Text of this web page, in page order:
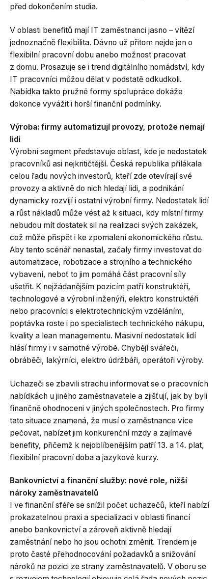
před dokončením studia.
V oblasti benefitů mají IT zaměstnanci jasno – vítězí
jednoznačně flexibilita. Dávno už přitom nejde jen o
flexibilní pracovní dobu anebo možnost pracovat
z domu. Prosazuje se i trend digitálního nomádství, kdy
IT pracovníci můžou dělat v podstatě odkudkoli.
Nabídka takto pružné formy spolupráce dokáže
dokonce vyvážit i horší finanční podmínky.
Výroba: firmy automatizují provozy, protože nemají
lidi
Výrobní segment představuje oblast, kde je nedostatek
pracovníků asi nejkritičtější. Česká republika přilákala
celou řadu nových investorů, kteří zde otevírají své
provozy a aktivně do nich hledají lidi, a podnikání
dynamicky rozvíjí i ostatní výrobní firmy. Nedostatek lidí
a růst nákladů může vést až k situaci, kdy místní firmy
nebudou mít dostatek sil na realizaci svých zakázek,
což může přispět i ke zpomalení ekonomického růstu.
Aby tento scénář nenastal, začaly firmy investovat do
automatizace, robotizace a strojního a technického
vybavení, neboť to jim pomáhá část pracovní síly
ušetřit. K nejžádanějším pozicím patří konstruktéři,
technologové a výrobní inženýři, elektro konstruktéři
nebo pracovníci s elektrotechnickým vzděláním,
poptávka roste i po specialistech technického nákupu,
kvality a lean managementu. Masivní nedostatek lidí
hlásí firmy i v samotné výrobě. Chybějí svářeči,
obráběči, lakýrníci, elektro údržbáři, operátoři výroby.
Uchazeči se zbavili strachu informovat se o pracovních
nabídkách u jiného zaměstnavatele a zjišťují, jak by byli
finančně ohodnoceni v jiných společnostech. Pro firmy
tato situace znamená, že musí o zaměstnance více
pečovat, nabízet jim konkurenční mzdy a zajímavé
benefity, přičemž k nejoblíbenějším patří 13. a 14. plat,
flexibilní pracovní doba a jazykové kurzy.
Bankovnictví a finanční služby: nové role, nižší
nároky zaměstnavatelů
I ve finanční sféře se snížil počet uchazečů, kteří nabízí
prokazatelnou praxi a specializaci v oblasti financí
anebo bankovnictví a zároveň aktivně hledají
zaměstnání nebo ho jsou ochotni změnit. Trendem je
proto časté přehodnocování požadavků a snižování
nároků na pozici ze strany zaměstnavatelů. V oboru se